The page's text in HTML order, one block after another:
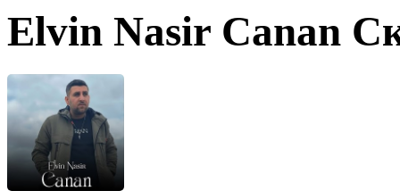
Elvin Nasir Canan